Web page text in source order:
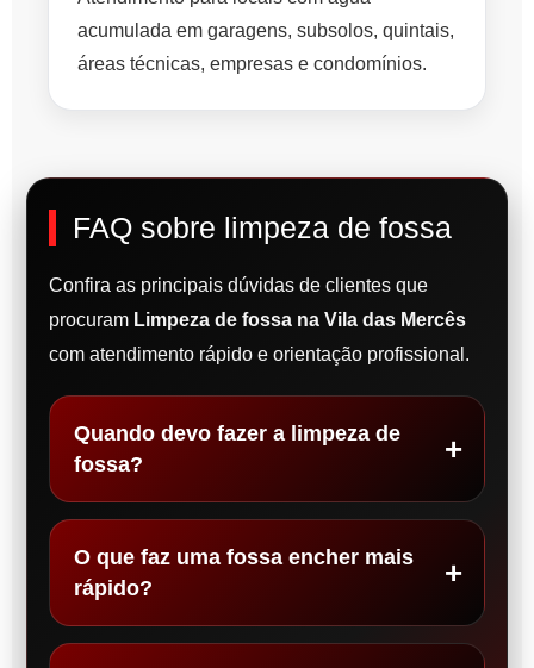
acumulada em garagens, subsolos, quintais,
áreas técnicas, empresas e condomínios.
FAQ sobre limpeza de fossa
Confira as principais dúvidas de clientes que
procuram Limpeza de fossa na Vila das Mercês
com atendimento rápido e orientação profissional.
Quando devo fazer a limpeza de
fossa?
O que faz uma fossa encher mais
rápido?